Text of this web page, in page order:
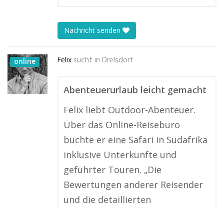
Nachricht senden
online Felix sucht in Drelsdorf
Abenteuerurlaub leicht gemacht
Felix liebt Outdoor-Abenteuer.
Über das Online-Reisebüro
buchte er eine Safari in Südafrika
inklusive Unterkünfte und
geführter Touren. „Die
Bewertungen anderer Reisender
und die detaillierten